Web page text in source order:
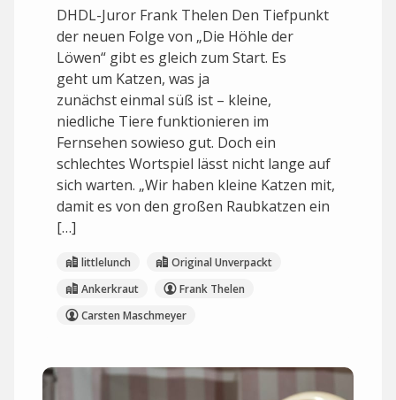
DHDL-Juror Frank Thelen Den Tiefpunkt
der neuen Folge von „Die Höhle der
Löwen“ gibt es gleich zum Start. Es
geht um Katzen, was ja
zunächst einmal süß ist – kleine,
niedliche Tiere funktionieren im
Fernsehen sowieso gut. Doch ein
schlechtes Wortspiel lässt nicht lange auf
sich warten. „Wir haben kleine Katzen mit,
damit es von den großen Raubkatzen ein
[…]
littlelunch
Original Unverpackt
Ankerkraut
Frank Thelen
Carsten Maschmeyer